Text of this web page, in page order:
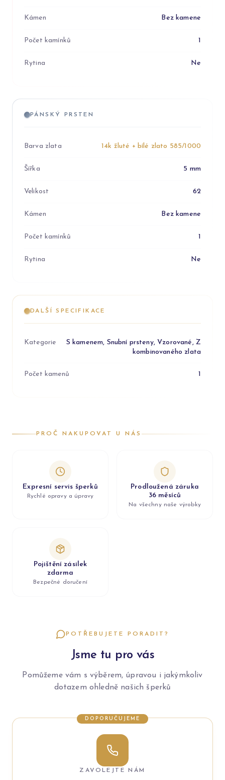
Kámen Bez kamene
Počet kamínků 1
Rytina Ne
PÁNSKÝ PRSTEN
Barva zlata 14k žluté + bílé zlato 585/1000
Šířka 5 mm
Velikost 62
Kámen Bez kamene
Počet kamínků 1
Rytina Ne
DALŠÍ SPECIFIKACE
Kategorie
S kamenem, Snubní prsteny, Vzorované, Z
kombinovaného zlata
Počet kamenů 1
PROČ NAKUPOVAT U NÁS
Expresní servis šperků
Rychlé opravy a úpravy
Prodloužená záruka
36 měsíců
Na všechny naše výrobky
Pojištění zásilek
zdarma
Bezpečné doručení
POTŘEBUJETE PORADIT?
Jsme tu pro vás
Pomůžeme vám s výběrem, úpravou i jakýmkoliv
dotazem ohledně našich šperků
DOPORUČUJEME
ZAVOLEJTE NÁM